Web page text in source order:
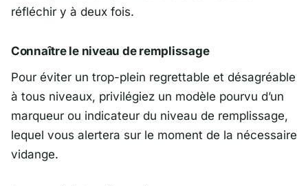
réfléchir y à deux fois.
Connaître le niveau de remplissage
Pour éviter un trop-plein regrettable et désagréable
à tous niveaux, privilégiez un modèle pourvu d’un
marqueur ou indicateur du niveau de remplissage,
lequel vous alertera sur le moment de la nécessaire
vidange.